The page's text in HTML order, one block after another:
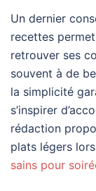
Un dernier
recettes
retrouver ses
souvent à de
la simplicité
s’inspirer
rédaction
plats légers
sains pour